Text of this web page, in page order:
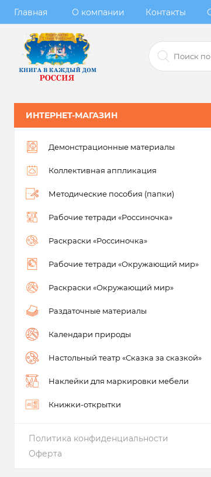
Главная О компании Контакты
ИНТЕРНЕТ-МАГАЗИН
Демонстрационные материалы
Коллективная аппликация
Методические пособия (папки)
Рабочие тетради «Россиночка»
Раскраски «Россиночка»
Рабочие тетради «Окружающий мир»
Раскраски «Окружающий мир»
Раздаточные материалы
Календари природы
Настольный театр «Сказка за сказкой»
Наклейки для маркировки мебели
Книжки-открытки
Политика конфиденциальности
Оферта